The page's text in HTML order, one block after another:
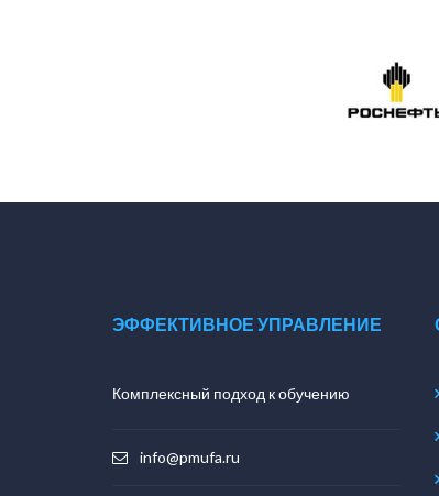
ЭФФЕКТИВНОЕ УПРАВЛЕНИЕ
Комплексный подход к обучению
info@pmufa.ru